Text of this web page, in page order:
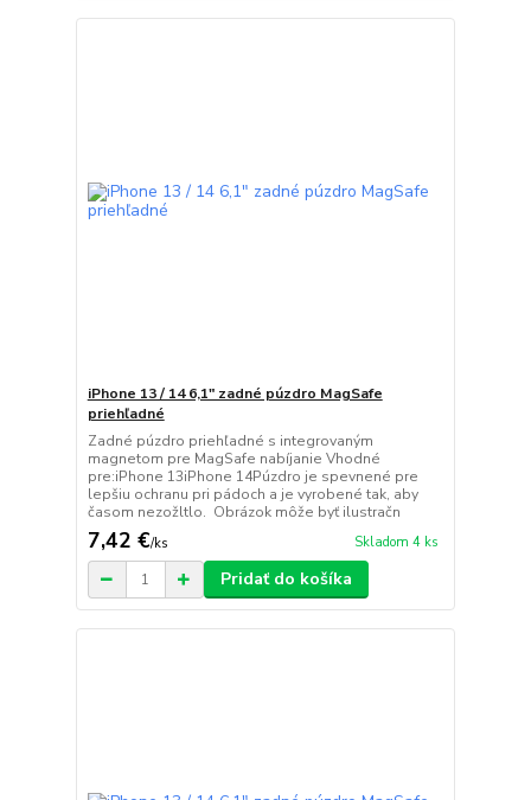
iPhone 13 / 14 6,1" zadné púzdro MagSafe
priehľadné
Zadné púzdro priehľadné s integrovaným
magnetom pre MagSafe nabíjanie Vhodné
pre:iPhone 13iPhone 14Púzdro je spevnené pre
lepšiu ochranu pri pádoch a je vyrobené tak, aby
časom nezožltlo. Obrázok môže byť ilustračn
7,42 €/ks Skladom 4 ks
Pridať do košíka